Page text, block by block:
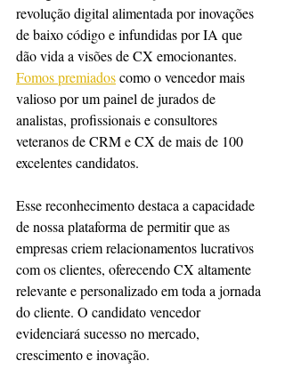
revolução digital alimentada por inovações
de baixo código e infundidas por IA que
dão vida a visões de CX emocionantes.
Fomos premiados como o vencedor mais
valioso por um painel de jurados de
analistas, profissionais e consultores
veteranos de CRM e CX de mais de 100
excelentes candidatos.
Esse reconhecimento destaca a capacidade
de nossa plataforma de permitir que as
empresas criem relacionamentos lucrativos
com os clientes, oferecendo CX altamente
relevante e personalizado em toda a jornada
do cliente. O candidato vencedor
evidenciará sucesso no mercado,
crescimento e inovação.